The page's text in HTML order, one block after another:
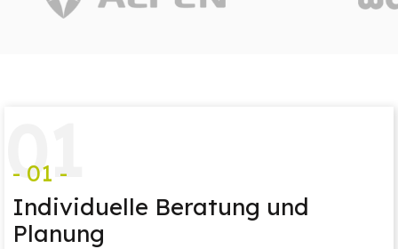
01
- 01 -
Individuelle Beratung und
Planung